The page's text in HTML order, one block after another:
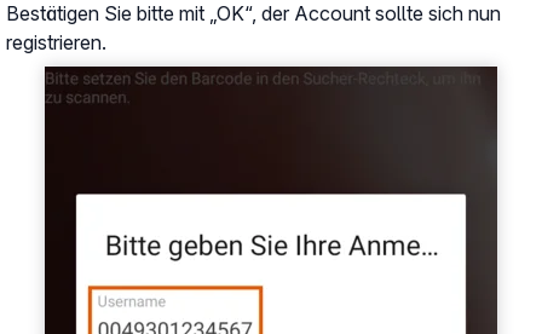
Bestätigen Sie bitte mit „OK“, der Account sollte sich nun
registrieren.
Show larger version